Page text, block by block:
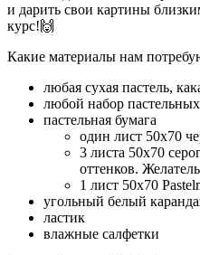
и дарить свои картины
курс!🙌
Какие материалы нам
любая сухая пастель,
любой набор
пастельная бумага
один лист 50х70
3 листа 50х70
оттенков.
1 лист 50х70
угольный белый
ластик
влажные салфетки